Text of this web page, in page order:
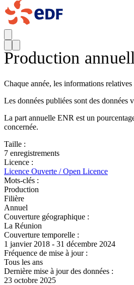
Production
Chaque année, les informations
Les données publiées sont des données
La part annuelle ENR est un
concernée.
Taille :
7 enregistrements
Licence :
Licence Ouverte / Open Licence
Mots-clés :
Production
Filière
Annuel
Couverture géographique :
La Réunion
Couverture temporelle :
1 janvier 2018 - 31 décembre 2024
Fréquence de mise à jour :
Tous les ans
Dernière mise à jour des données :
23 octobre 2025